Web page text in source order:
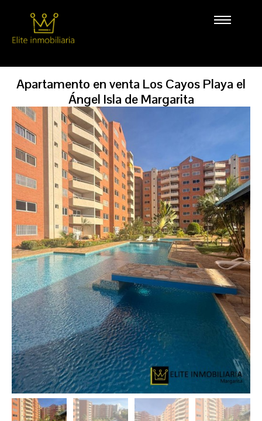
Apartamento en venta Los Cayos Playa el
Ángel Isla de Margarita